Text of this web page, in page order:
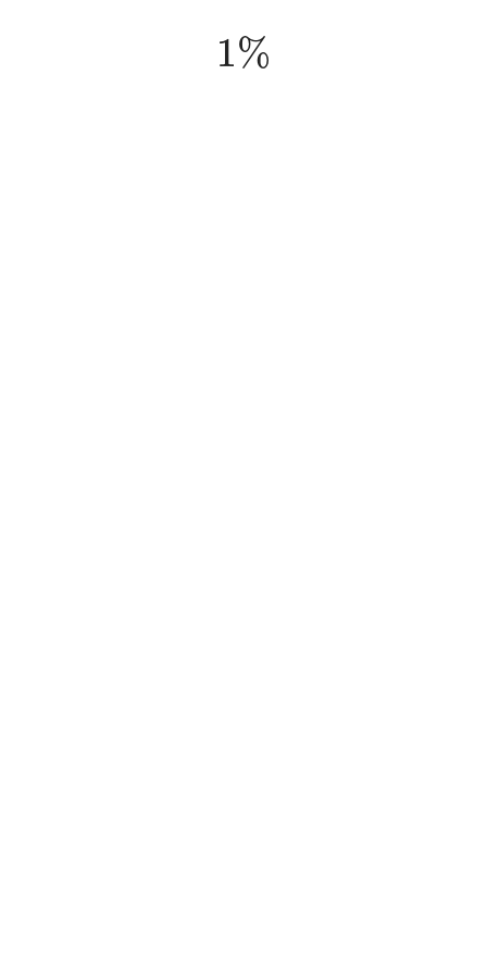
1%
1 %